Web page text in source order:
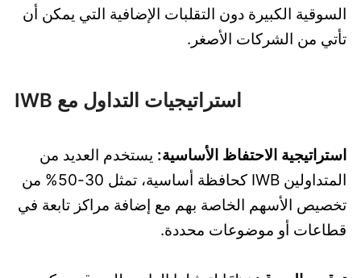
السوقية الكبيرة دون التقلبات الإضافية التي يمكن أن
تأتي من الشركات الأصغر.
استراتيجيات التداول مع IWB
استراتيجية الاحتفاظ الأساسية: يستخدم العديد من
المتداولين IWB كحافظة أساسية، تمثل 30-50% من
تخصيص الأسهم الخاصة بهم مع إضافة مراكز تابعة في
قطاعات أو موضوعات محددة.